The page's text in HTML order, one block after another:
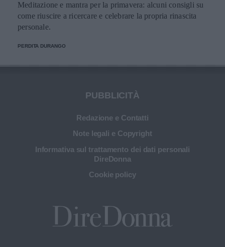
Meditazione e mantra per la primavera: alcuni consigli su
come riuscire a ricercare e celebrare la propria rinascita
personale.
PERDITA DURANGO
PUBBLICITÀ
Redazione e Contatti
Note legali e Copyright
Informativa sul trattamento dei dati personali
DireDonna
Cookie policy